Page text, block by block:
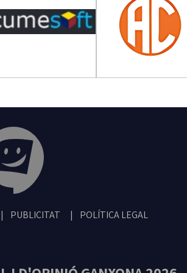
PUBLICITAT POLÍTICA LEGAL